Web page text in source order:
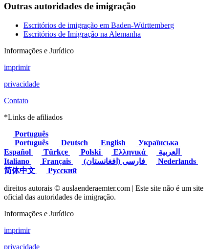
Outras autoridades de imigração
Escritórios de imigração em Baden-Württemberg
Escritórios de Imigração na Alemanha
Informações e Jurídico
imprimir
privacidade
Contato
*Links de afiliados
Português
Português
Deutsch English
Українська
Español
Türkçe Polski Ελληνικά
Italiano
Français
Nederlands
简体中文
Русский
direitos autorais © auslaenderaemter.com | Este site não é um site
oficial das autoridades de imigração.
Informações e Jurídico
imprimir
privacidade